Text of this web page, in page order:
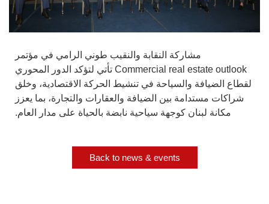
مشاركة النقابة والنقيب طوني الرامي في مؤتمر
Commercial real estate outlook تأتي لتؤكد الدور المحوري
لقطاع الضيافة والسياحة في تنشيط الحركة الاقتصادية، وخلق
شراكات مستدامة بين الضيافة والعقارات والتجارة، بما يعزز
مكانة لبنان كوجهة سياحية نابضة بالحياة على مدار العام.
Back to news & events